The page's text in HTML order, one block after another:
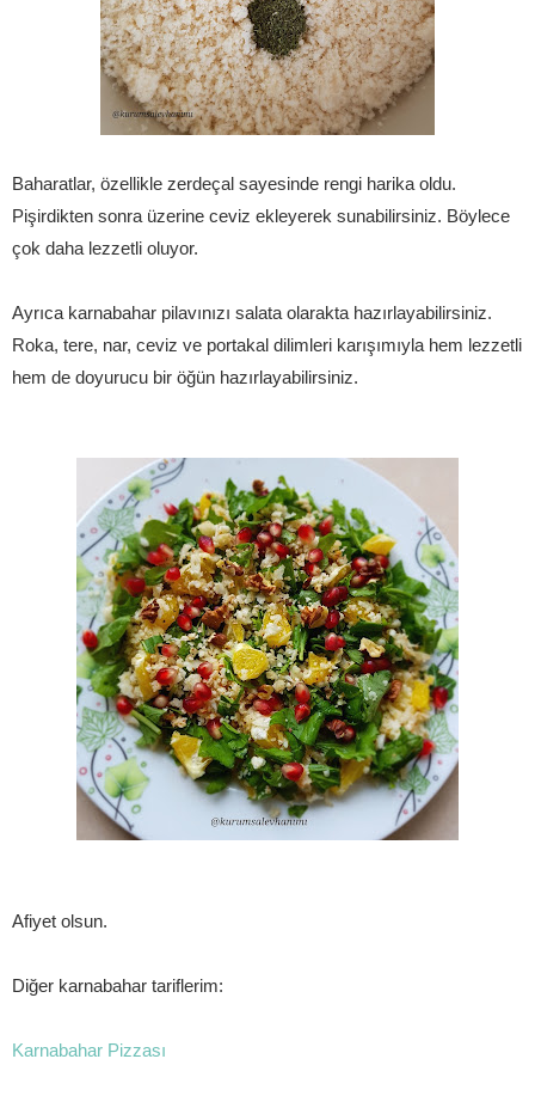
Baharatlar, özellikle zerdeçal sayesinde rengi harika oldu.
Pişirdikten sonra üzerine ceviz ekleyerek sunabilirsiniz. Böylece
çok daha lezzetli oluyor.
Ayrıca karnabahar pilavınızı salata olarakta hazırlayabilirsiniz.
Roka, tere, nar, ceviz ve portakal dilimleri karışımıyla hem lezzetli
hem de doyurucu bir öğün hazırlayabilirsiniz.
Afiyet olsun.
Diğer karnabahar tariflerim:
Karnabahar Pizzası